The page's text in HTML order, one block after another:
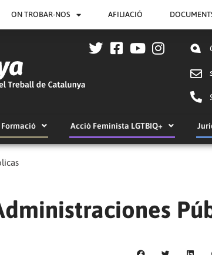
ON TROBAR-NOS AFILIACIÓ
Formació Acció Feminista LGTBIQ+